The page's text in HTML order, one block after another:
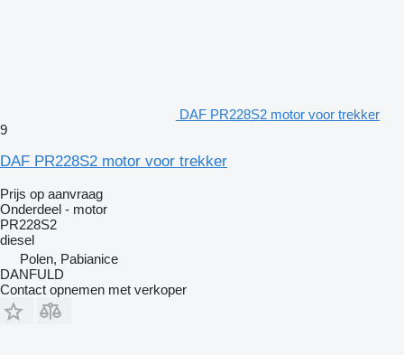
DAF PR228S2 motor voor trekker
9
DAF PR228S2 motor voor trekker
Prijs op aanvraag
Onderdeel - motor
PR228S2
diesel
Polen, Pabianice
DANFULD
Contact opnemen met verkoper